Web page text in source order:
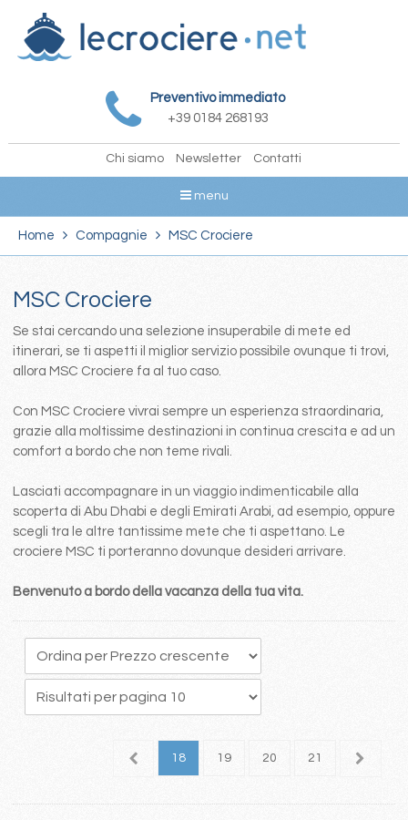
Preventivo immediato
+39 0184 268193
Chi siamo Newsletter Contatti
menu
Home Compagnie MSC Crociere
MSC Crociere
Se stai cercando una selezione insuperabile di mete ed
itinerari, se ti aspetti il miglior servizio possibile ovunque ti trovi,
allora MSC Crociere fa al tuo caso.
Con MSC Crociere vivrai sempre un esperienza straordinaria,
grazie alla moltissime destinazioni in continua crescita e ad un
comfort a bordo che non teme rivali.
Lasciati accompagnare in un viaggio indimenticabile alla
scoperta di Abu Dhabi e degli Emirati Arabi, ad esempio, oppure
scegli tra le altre tantissime mete che ti aspettano. Le
crociere MSC ti porteranno dovunque desideri arrivare.
Benvenuto a bordo della vacanza della tua vita.
17 18 19 20 21 22